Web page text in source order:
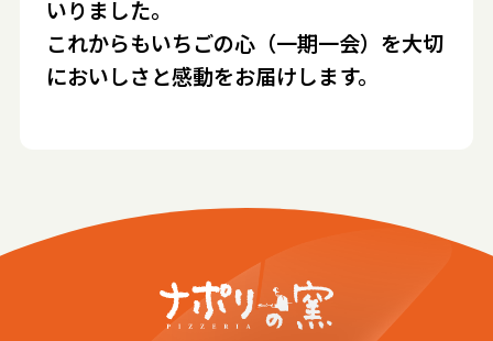
いりました。
これからもいちごの心（一期一会）を大切
においしさと感動をお届けします。